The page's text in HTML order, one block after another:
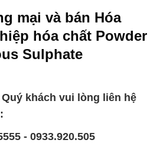
mại và bán Hóa
hóa chất Powder
Sulphate
khách vui lòng liên hệ
- 0933.920.505